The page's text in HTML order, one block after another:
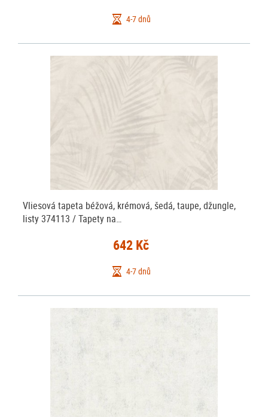
4-7 dnů
Vliesová tapeta béžová, krémová, šedá, taupe, džungle,
listy 374113 / Tapety na…
642 Kč
4-7 dnů